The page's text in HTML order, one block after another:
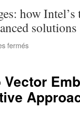
Curriculum
how
solutions
ferméssur
Using
Graph
Neural